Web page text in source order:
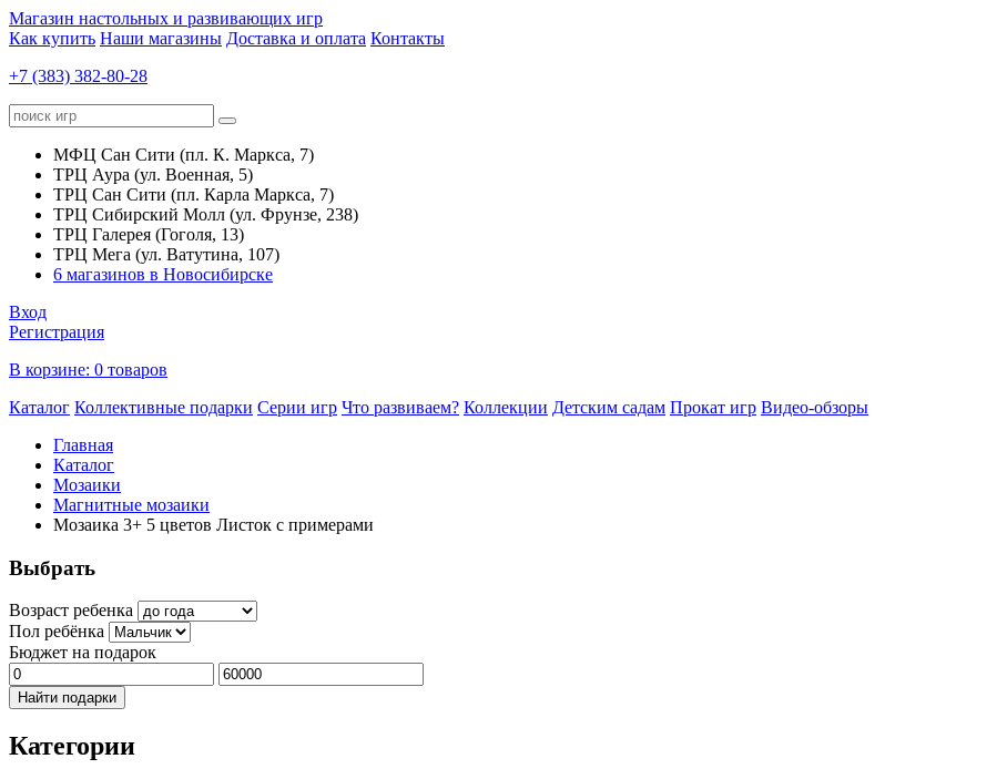
Магазин настольных и развивающих игр
Как купить Наши магазины Доставка и оплата Контакты
+7 (383) 382-80-28
МФЦ Сан Сити (пл. К. Маркса, 7)
ТРЦ Аура (ул. Военная, 5)
ТРЦ Сан Сити (пл. Карла Маркса, 7)
ТРЦ Сибирский Молл (ул. Фрунзе, 238)
ТРЦ Галерея (Гоголя, 13)
ТРЦ Мега (ул. Ватутина, 107)
6 магазинов в Новосибирске
Вход
Регистрация
В корзине: 0 товаров
Каталог Коллективные подарки Серии игр Что развиваем? Коллекции Детским садам Прокат игр Видео-обзоры
Главная
Каталог
Мозаики
Магнитные мозаики
Мозаика 3+ 5 цветов Листок с примерами
Выбрать
Возраст ребенка
Пол ребёнка
Бюджет на подарок
Найти подарки
Категории